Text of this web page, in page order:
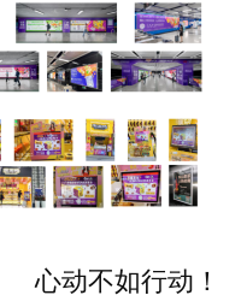
心动不如行动！